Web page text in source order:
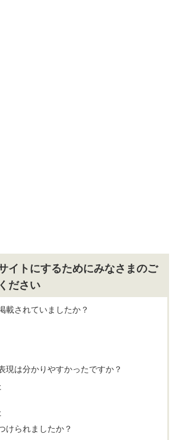
イトにするためにみなさまのご
ださい
載されていましたか？
現は分かりやすかったですか？
けられましたか？